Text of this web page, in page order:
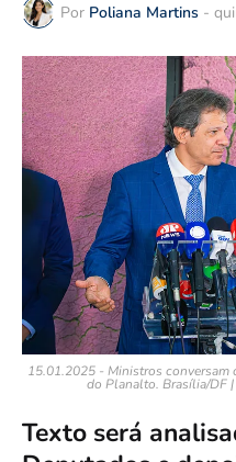
Por Poliana Martins -
15.01.2025 - Ministros conversam
do Planalto. Brasília/DF |
Texto será